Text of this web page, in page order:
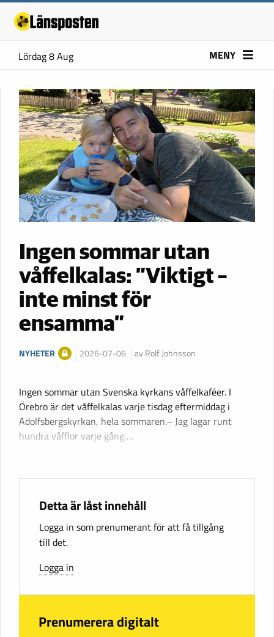
Lördag 8 Aug MENY
Ingen sommar utan
våffelkalas: ”Viktigt –
inte minst för
ensamma”
NYHETER 2026-07-06 av Rolf Johnsson
Ingen sommar utan Svenska kyrkans våffelkaféer. I
Örebro är det våffelkalas varje tisdag eftermiddag i
Adolfsbergskyrkan, hela sommaren.– Jag lagar runt
hundra våfflor varje gång,…
Detta är låst innehåll
Logga in som prenumerant för att få tillgång
till det.
Logga in
Prenumerera digitalt